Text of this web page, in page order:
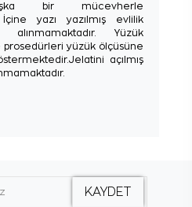
bir mücevherle
İçine yazı yazılmış evlilik
Yüzük
prosedürleri yüzük ölçüsüne
açılmış